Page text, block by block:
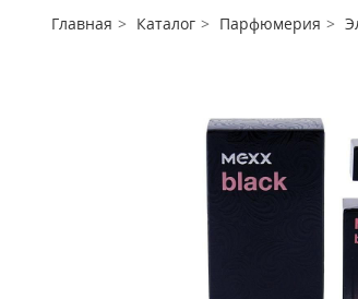
Главная Каталог Парфюмерия